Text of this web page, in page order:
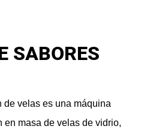
SABORES
de velas es una máquina
masa de velas de vidrio,